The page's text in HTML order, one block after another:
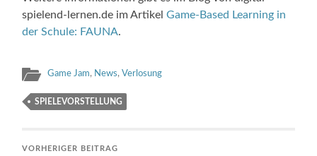
spielend-lernen.de im ArtikelGame-Based Learning in
der Schule: FAUNA.
Game Jam, News,Verlosung
SPIELEVORSTELLUNG
VORHERIGER BEITRAG